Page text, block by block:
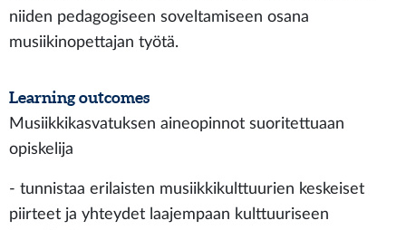
niiden pedagogiseen soveltamiseen osana
musiikinopettajan työtä.
Learning outcomes
Musiikkikasvatuksen aineopinnot suoritettuaan
opiskelija
- tunnistaa erilaisten musiikkikulttuurien keskeiset
piirteet ja yhteydet laajempaan kulttuuriseen